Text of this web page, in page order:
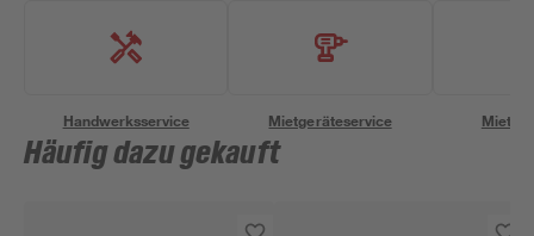
Handwerksservice Mietgeräteservice
Häufig dazu gekauft